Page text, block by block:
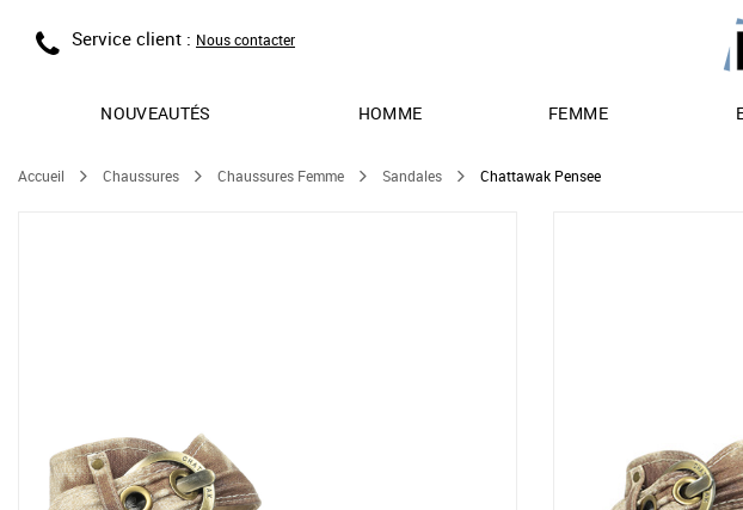
Service client : Nous contacter
NOUVEAUTÉS HOMME FEMME
Accueil Chaussures Chaussures Femme Sandales Chattawak Pensee